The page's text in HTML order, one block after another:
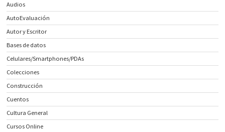
Audios
AutoEvaluación
Autor y Escritor
Bases de datos
Celulares/Smartphones/PDAs
Colecciones
Construcción
Cuentos
Cultura General
Cursos Online